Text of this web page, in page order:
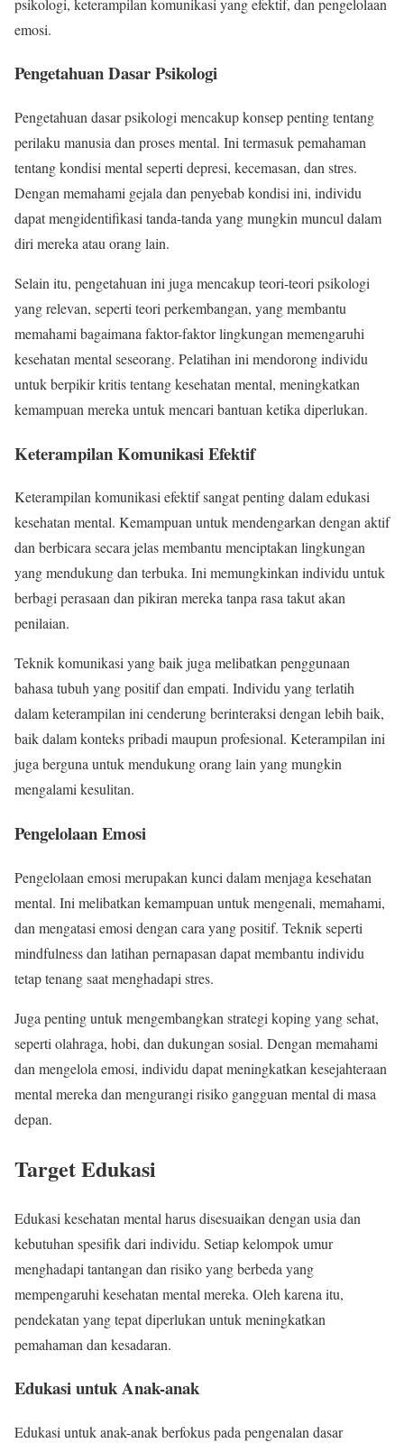
emosi.
Pengetahuan Dasar Psikologi
Pengetahuan dasar psikologi mencakup konsep penting tentang
perilaku manusia dan proses mental. Ini termasuk pemahaman
tentang kondisi mental seperti depresi, kecemasan, dan stres.
Dengan memahami gejala dan penyebab kondisi ini, individu
dapat mengidentifikasi tanda-tanda yang mungkin muncul dalam
diri mereka atau orang lain.
Selain itu, pengetahuan ini juga mencakup teori-teori psikologi
yang relevan, seperti teori perkembangan, yang membantu
memahami bagaimana faktor-faktor lingkungan memengaruhi
kesehatan mental seseorang. Pelatihan ini mendorong individu
untuk berpikir kritis tentang kesehatan mental, meningkatkan
kemampuan mereka untuk mencari bantuan ketika diperlukan.
Keterampilan Komunikasi Efektif
Keterampilan komunikasi efektif sangat penting dalam edukasi
kesehatan mental. Kemampuan untuk mendengarkan dengan aktif
dan berbicara secara jelas membantu menciptakan lingkungan
yang mendukung dan terbuka. Ini memungkinkan individu untuk
berbagi perasaan dan pikiran mereka tanpa rasa takut akan
penilaian.
Teknik komunikasi yang baik juga melibatkan penggunaan
bahasa tubuh yang positif dan empati. Individu yang terlatih
dalam keterampilan ini cenderung berinteraksi dengan lebih baik,
baik dalam konteks pribadi maupun profesional. Keterampilan ini
juga berguna untuk mendukung orang lain yang mungkin
mengalami kesulitan.
Pengelolaan Emosi
Pengelolaan emosi merupakan kunci dalam menjaga kesehatan
mental. Ini melibatkan kemampuan untuk mengenali, memahami,
dan mengatasi emosi dengan cara yang positif. Teknik seperti
mindfulness dan latihan pernapasan dapat membantu individu
tetap tenang saat menghadapi stres.
Juga penting untuk mengembangkan strategi koping yang sehat,
seperti olahraga, hobi, dan dukungan sosial. Dengan memahami
dan mengelola emosi, individu dapat meningkatkan kesejahteraan
mental mereka dan mengurangi risiko gangguan mental di masa
depan.
Target Edukasi
Edukasi kesehatan mental harus disesuaikan dengan usia dan
kebutuhan spesifik dari individu. Setiap kelompok umur
menghadapi tantangan dan risiko yang berbeda yang
mempengaruhi kesehatan mental mereka. Oleh karena itu,
pendekatan yang tepat diperlukan untuk meningkatkan
pemahaman dan kesadaran.
Edukasi untuk Anak-anak
Edukasi untuk anak-anak berfokus pada pengenalan dasar